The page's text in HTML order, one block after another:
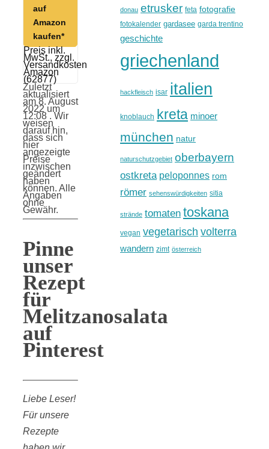
auf
Amazon
kaufen*
Preis inkl.
MwSt., zzgl.
Versandkosten
Amazon
(62877)
Zuletzt
aktualisiert
am 8. August
2022 um
12:08 . Wir
weisen
darauf hin,
dass sich
hier
angezeigte
Preise
inzwischen
geändert
haben
können. Alle
Angaben
ohne
Gewähr.
Pinne
unser
Rezept
für
Melitzanosalata
auf
Pinterest
Liebe Leser!
Für unsere
Rezepte
donau etrusker feta fotografie
fotokalender gardasee garda trentino
geschichte
griechenland
hackfleisch isar italien
knoblauch kreta minoer
münchen natur
naturschutzgebiet oberbayern
ostkreta peloponnes rom
römer sehenswürdigkeiten sitia
strände tomaten toskana
vegan vegetarisch volterra
wandern zimt österreich